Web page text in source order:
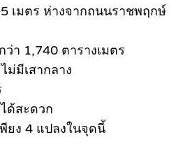
เมตร ห่างจากถนนราชพฤกษ์
า 1,740 ตารางเมตร
ม่มีเสากลาง
ด้สะดวก
ยง 4 แปลงในจุดนี้